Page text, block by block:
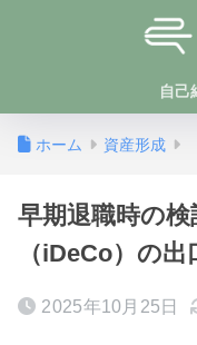
自己
ホーム 資産形成
早期退職時の
（iDeCo）の出
2025年10月25日